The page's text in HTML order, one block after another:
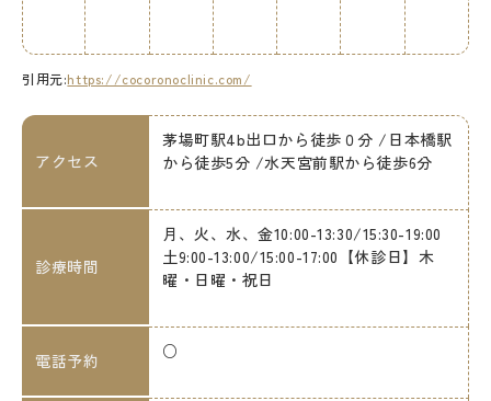
引用元:https://cocoronoclinic.com/
アクセス
茅場町駅4b出口から徒歩０分 /日本橋駅
から徒歩5分 /水天宮前駅から徒歩6分
診療時間
月、火、水、金10:00-13:30/15:30-19:00
土9:00-13:00/15:00-17:00【休診日】木
曜・日曜・祝日
電話予約 ○